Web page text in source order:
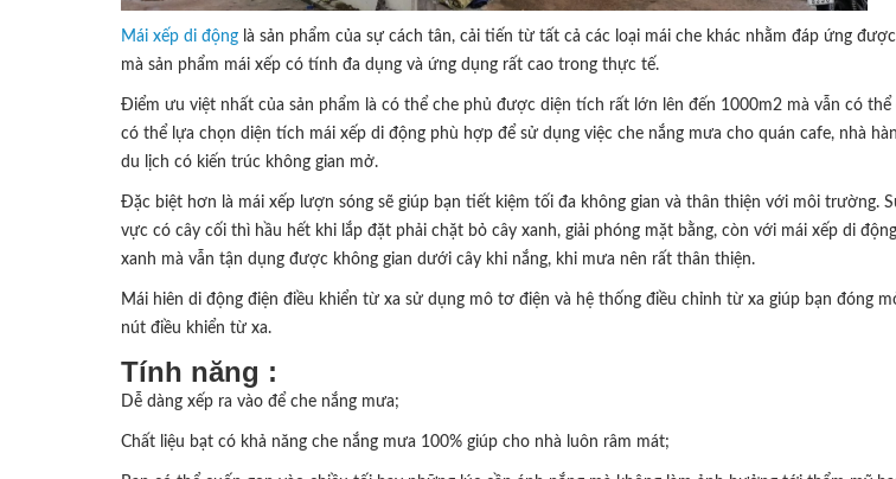
Mái xếp di động là sản phẩm của sự cách tân, cải tiến từ tất cả các loại mái che khác nhằm đáp ứng
mà sản phẩm mái xếp có tính đa dụng và ứng dụng rất cao trong thực tế.
Điểm ưu việt nhất của sản phẩm là có thể che phủ được diện tích rất lớn lên đến 1000m2 mà vẫn có thể
có thể lựa chọn diện tích mái xếp di động phù hợp để sử dụng việc che nắng mưa cho quán cafe, nhà
du lịch có kiến trúc không gian mở.
Đặc biệt hơn là mái xếp lượn sóng sẽ giúp bạn tiết kiệm tối đa không gian và thân thiện với môi trường.
vực có cây cối thì hầu hết khi lắp đặt phải chặt bỏ cây xanh, giải phóng mặt bằng, còn với mái xếp di
xanh mà vẫn tận dụng được không gian dưới cây khi nắng, khi mưa nên rất thân thiện.
Mái hiên di động điện điều khiển từ xa sử dụng mô tơ điện và hệ thống điều chỉnh từ xa giúp bạn đóng
nút điều khiển từ xa.
Tính năng :
Dễ dàng xếp ra vào để che nắng mưa;
Chất liệu bạt có khả năng che nắng mưa 100% giúp cho nhà luôn râm mát;